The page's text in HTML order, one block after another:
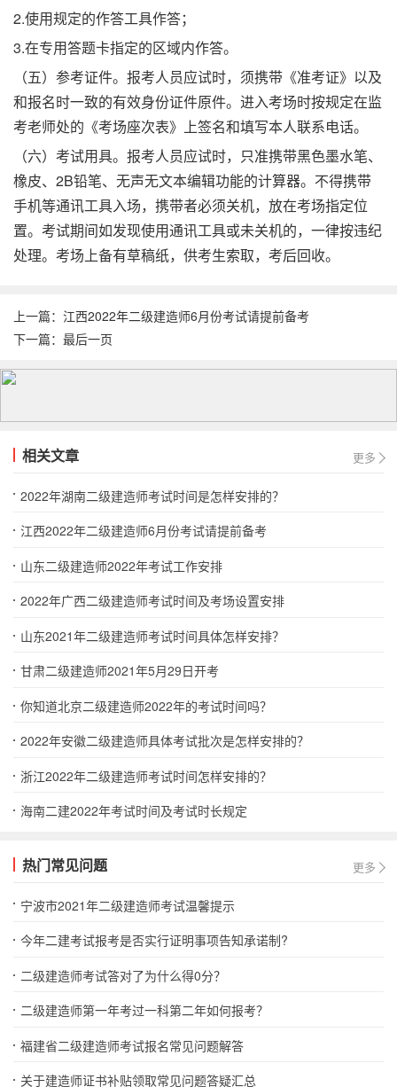
2.使用规定的作答工具作答；
3.在专用答题卡指定的区域内作答。
（五）参考证件。报考人员应试时，须携带《准考证》以及
和报名时一致的有效身份证件原件。进入考场时按规定在监
考老师处的《考场座次表》上签名和填写本人联系电话。
（六）考试用具。报考人员应试时，只准携带黑色墨水笔、
橡皮、2B铅笔、无声无文本编辑功能的计算器。不得携带
手机等通讯工具入场，携带者必须关机，放在考场指定位
置。考试期间如发现使用通讯工具或未关机的，一律按违纪
处理。考场上备有草稿纸，供考生索取，考后回收。
上一篇： 江西2022年二级建造师6月份考试请提前备考
下一篇： 最后一页
相关文章 更多
2022年湖南二级建造师考试时间是怎样安排的？
江西2022年二级建造师6月份考试请提前备考
山东二级建造师2022年考试工作安排
2022年广西二级建造师考试时间及考场设置安排
山东2021年二级建造师考试时间具体怎样安排？
甘肃二级建造师2021年5月29日开考
你知道北京二级建造师2022年的考试时间吗？
2022年安徽二级建造师具体考试批次是怎样安排的？
浙江2022年二级建造师考试时间怎样安排的？
海南二建2022年考试时间及考试时长规定
热门常见问题 更多
宁波市2021年二级建造师考试温馨提示
今年二建考试报考是否实行证明事项告知承诺制?
二级建造师考试答对了为什么得0分？
二级建造师第一年考过一科第二年如何报考？
福建省二级建造师考试报名常见问题解答
关于建造师证书补贴领取常见问题答疑汇总